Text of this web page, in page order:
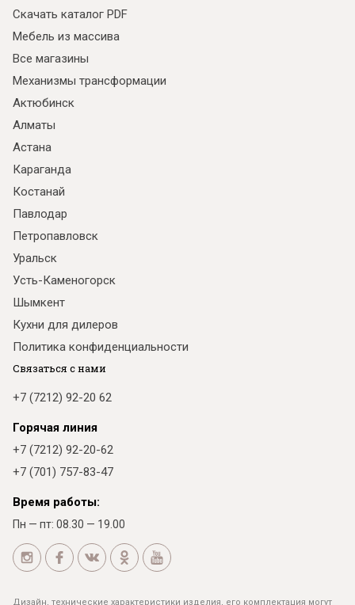
Скачать каталог PDF
Мебель из массива
Все магазины
Механизмы трансформации
Актюбинск
Алматы
Астана
Караганда
Костанай
Павлодар
Петропавловск
Уральск
Усть-Каменогорск
Шымкент
Кухни для дилеров
Политика конфиденциальности
Связаться с нами
+7 (7212) 92-20 62
Горячая линия
+7 (7212) 92-20-62
+7 (701) 757-83-47
Время работы:
Пн — пт: 08.30 — 19.00
Дизайн, технические характеристики изделия, его комплектация могут